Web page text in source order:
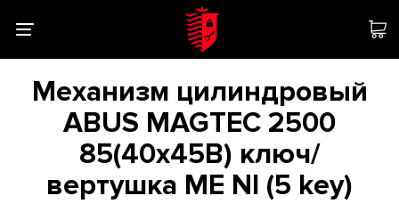
Механизм цилиндровый
ABUS MAGTEC 2500
85(40x45В) ключ/
вертушка ME NI (5 key)